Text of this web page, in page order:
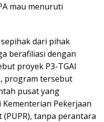
mau menuruti
dari pihak
berafiliasi dengan
proyek P3-TGAI
program tersebut
pusat yang
Pekerjaan
tanpa perantara